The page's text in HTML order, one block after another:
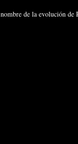
de la evolución